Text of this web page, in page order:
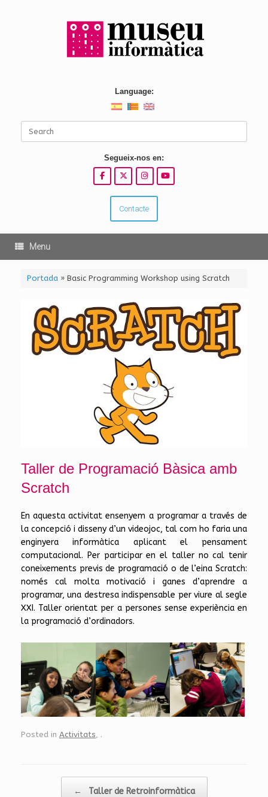
Language:
Segueix-nos en:
Contacte
Menu
Portada» Basic Programming Workshop using Scratch
Taller de Programació Bàsica amb
Scratch
En aquesta activitat ensenyem a programar a través de
la concepció i disseny d’un videojoc, tal com ho faria una
enginyera informàtica aplicant el pensament
computacional. Per participar en el taller no cal tenir
coneixements previs de programació o de l’eina Scratch:
només cal molta motivació i ganes d’aprendre a
programar, una destresa indispensable per viure al segle
XXI. Taller orientat per a persones sense experiència en
la programació d’ordinadors.
Posted in Activitats .
← Taller de Retroinformàtica